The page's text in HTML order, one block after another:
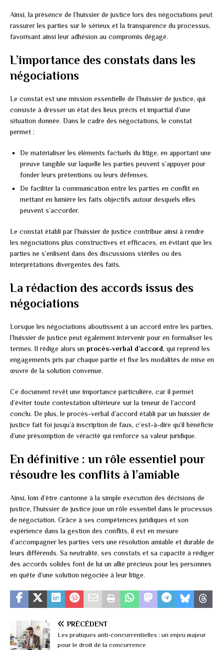
Ainsi, la présence de l’huissier de justice lors des négociations peut
rassurer les parties sur le sérieux et la transparence du processus,
favorisant ainsi leur adhésion au compromis dégagé.
L’importance des constats dans les
négociations
Le constat est une mission essentielle de l’huissier de justice, qui
consiste à dresser un état des lieux précis et impartial d’une
situation donnée. Dans le cadre des négociations, le constat
permet :
De matérialiser les éléments factuels du litige, en apportant une
preuve tangible sur laquelle les parties peuvent s’appuyer pour
fonder leurs prétentions ou leurs défenses.
De faciliter la communication entre les parties en conflit en
mettant en lumière les faits objectifs autour desquels elles
peuvent s’accorder.
Le constat établi par l’huissier de justice contribue ainsi à rendre
les négociations plus constructives et efficaces, en évitant que les
parties ne s’enlisent dans des discussions stériles ou des
interprétations divergentes des faits.
La rédaction des accords issus des
négociations
Lorsque les négociations aboutissent à un accord entre les parties,
l’huissier de justice peut également intervenir pour en formaliser les
termes. Il rédige alors un procès-verbal d’accord, qui reprend les
engagements pris par chaque partie et fixe les modalités de mise en
œuvre de la solution convenue.
Ce document revêt une importance particulière, car il permet
d’éviter toute contestation ultérieure sur la teneur de l’accord
conclu. De plus, le procès-verbal d’accord établi par un huissier de
justice fait foi jusqu’à inscription de faux, c’est-à-dire qu’il bénéficie
d’une présomption de véracité qui renforce sa valeur juridique.
En définitive : un rôle essentiel pour
résoudre les conflits à l’amiable
Ainsi, loin d’être cantonné à la simple exécution des décisions de
justice, l’huissier de justice joue un rôle essentiel dans le processus
de négociation. Grâce à ses compétences juridiques et son
expérience dans la gestion des conflits, il est en mesure
d’accompagner les parties vers une résolution amiable et durable de
leurs différends. Sa neutralité, ses constats et sa capacité à rédiger
des accords solides font de lui un allié précieux pour les personnes
en quête d’une solution négociée à leur litige.
PRÉCÉDENT
Les pratiques anti-concurrentielles : un enjeu majeur
pour le droit de la concurrence